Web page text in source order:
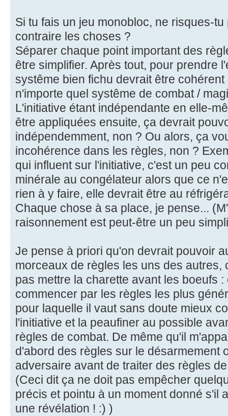
Si tu fais un jeu monobloc, ne risques-
contraire les choses ?
Séparer chaque point important des
être simplifier. Après tout, pour prendre
systême bien fichu devrait être
n'importe quel systême de combat /
L'initiative étant indépendante en elle-
être appliquées ensuite, ça devrait
indépendemment, non ? Ou alors, ça
incohérence dans les règles, non ?
qui influent sur l'initiative, c'est un peu
minérale au congélateur alors que ce
rien à y faire, elle devrait être au
Chaque chose à sa place, je pense...
raisonnement est peut-être un peu
Je pense à priori qu'on devrait pouvoir
morceaux de règles les uns des autres,
pas mettre la charette avant les boeufs
commencer par les règles les plus
pour laquelle il vaut sans doute mieux
l'initiative et la peaufiner au possible
règles de combat. De même qu'il
d'abord des règles sur le désarmement
adversaire avant de traiter des règles
(Ceci dit ça ne doit pas empêcher
précis et pointu à un moment donné s'il
une révélation ! :) )